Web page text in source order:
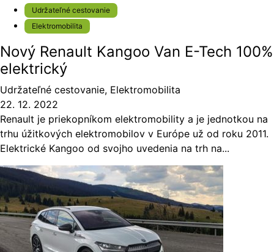
Udržateľné cestovanie
Elektromobilita
Nový Renault Kangoo Van E-Tech 100%
elektrický
Udržateľné cestovanie, Elektromobilita
22. 12. 2022
Renault je priekopníkom elektromobility a je jednotkou na
trhu úžitkových elektromobilov v Európe už od roku 2011.
Elektrické Kangoo od svojho uvedenia na trh na...